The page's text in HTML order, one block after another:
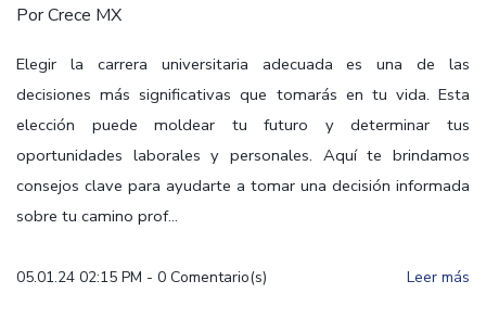
PorCrece MX
Elegir la carrera universitaria adecuada es una de las
decisiones más significativas que tomarás en tu vida. Esta
elección puede moldear tu futuro y determinar tus
oportunidades laborales y personales. Aquí te brindamos
consejos clave para ayudarte a tomar una decisión informada
sobre tu camino prof...
05.01.24 02:15 PM - 0 Comentario(s) Leer más